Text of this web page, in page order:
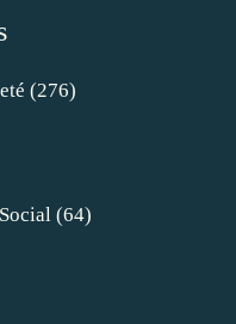
(276)
(64)